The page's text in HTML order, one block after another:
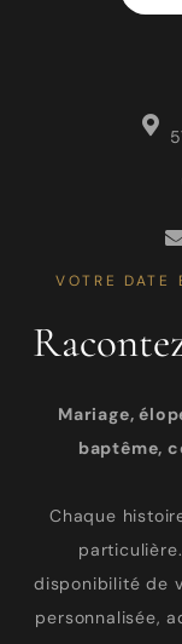
VOTRE DATE
Mariage,
baptême,
Chaque
disponibilité de
personnalisée,